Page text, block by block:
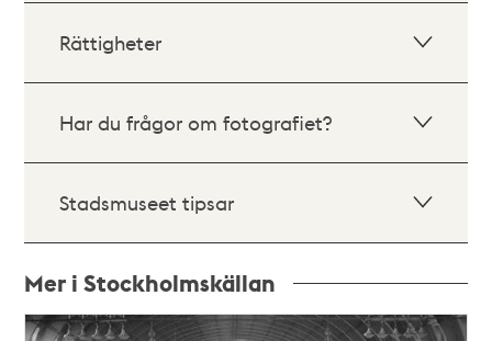
Rättigheter
Har du frågor om fotografiet?
Stadsmuseet tipsar
Mer i Stockholmskällan
Relaterade